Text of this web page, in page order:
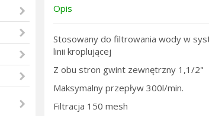
Opis
Stosowany do filtrowania wody w
linii kroplującej
Z obu stron gwint zewnętrzny 1,1/2"
Maksymalny przepływ 300l/min.
Filtracja 150 mesh